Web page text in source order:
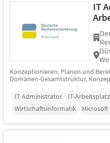
IT
Konzeptionieren, Planen und
Domänen-Gesamtstruktur,
IT Administrator
IT-Arbeitsplatz
Wirtschaftsinformatik